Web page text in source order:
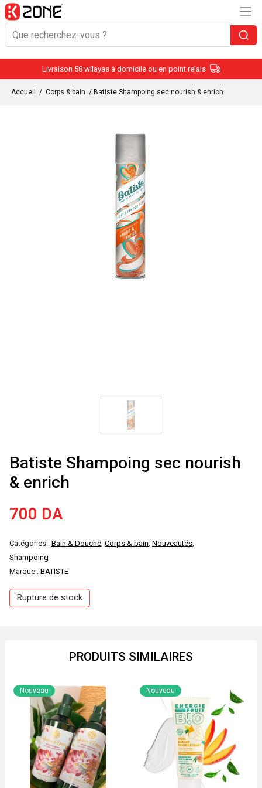
Livraison 58 wilayas à domicile ou en point relais
Accueil / Corps & bain / Batiste Shampoing sec nourish & enrich
Batiste Shampoing sec nourish
& enrich
700 DA
Catégories : Bain & Douche, Corps & bain, Nouveautés,
Shampoing
Marque : BATISTE
Rupture de stock
PRODUITS SIMILAIRES
Nouveau Nouveau